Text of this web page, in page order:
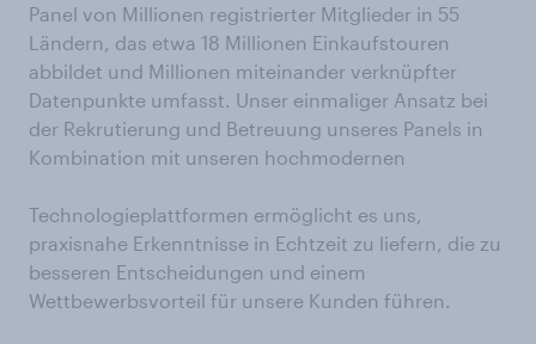
Panel von Millionen registrierter Mitglieder in 55
Ländern, das etwa 18 Millionen Einkaufstouren
abbildet und Millionen miteinander verknüpfter
Datenpunkte umfasst. Unser einmaliger Ansatz bei
der Rekrutierung und Betreuung unseres Panels in
Kombination mit unseren hochmodernen
Technologieplattformen ermöglicht es uns,
praxisnahe Erkenntnisse in Echtzeit zu liefern, die zu
besseren Entscheidungen und einem
Wettbewerbsvorteil für unsere Kunden führen.